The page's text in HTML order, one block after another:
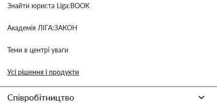
Знайти юриста Liga:BOOK
Академія ЛІГА:ЗАКОН
Теми в центрі уваги
Усі рішення і продукти
Співробітництво